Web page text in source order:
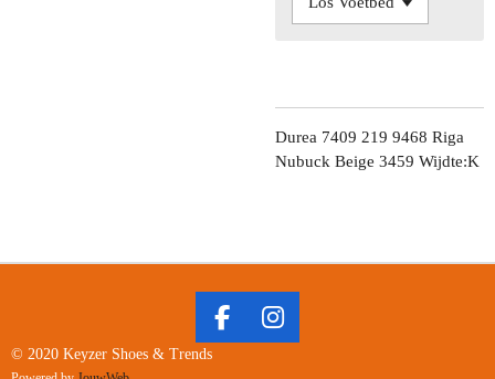
Durea 7409 219 9468 Riga
Nubuck Beige 3459 Wijdte:K
F
I
© 2020 Keyzer Shoes & Trends